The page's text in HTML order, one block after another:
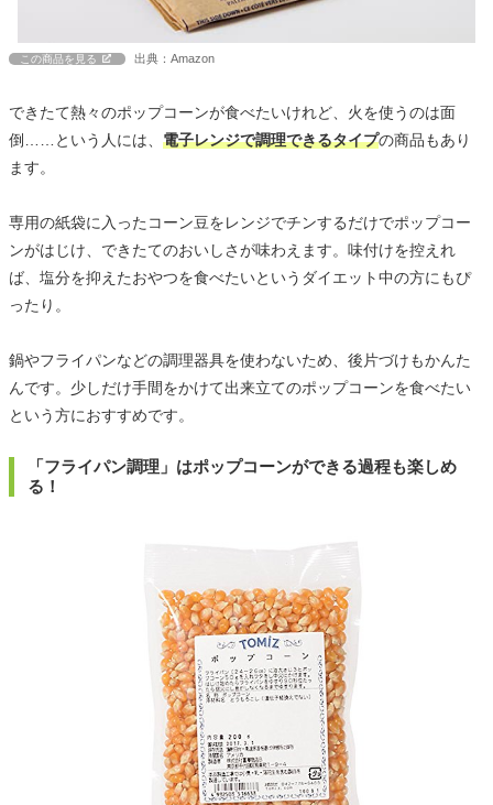
この商品を見る 出典：Amazon
できたて熱々のポップコーンが食べたいけれど、火を使うのは面
倒……という人には、 電子レンジで調理できるタイプの商品もあり
ます。
専用の紙袋に入ったコーン豆をレンジでチンするだけでポップコー
ンがはじけ、できたてのおいしさが味わえます。味付けを控えれ
ば、塩分を抑えたおやつを食べたいというダイエット中の方にもぴ
ったり。
鍋やフライパンなどの調理器具を使わないため、後片づけもかんた
んです。少しだけ手間をかけて出来立てのポップコーンを食べたい
という方におすすめです。
「フライパン調理」はポップコーンができる過程も楽しめ
る！